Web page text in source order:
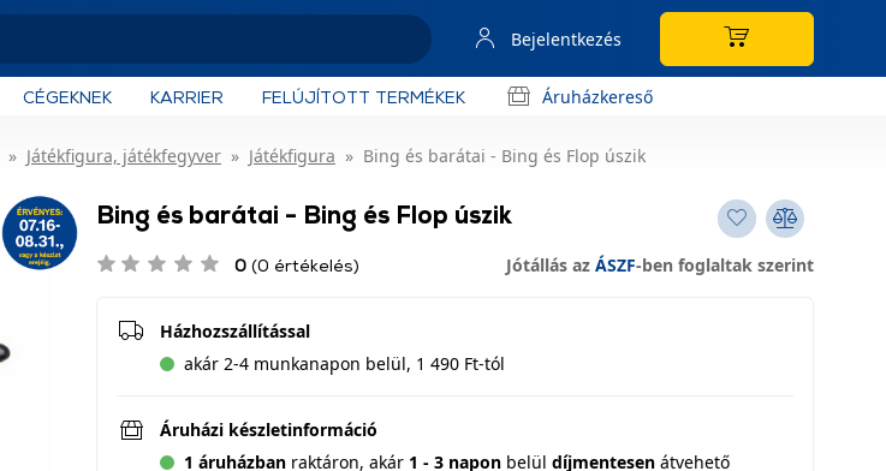
Bejelentkezés
CÉGEKNEK KARRIER FELÚJÍTOTT TERMÉKEK Áruházkereső
Játékfigura, játékfegyver Játékfigura Bing és barátai - Bing és Flop úszik
Bing és barátai - Bing és Flop úszik
0 (0 értékelés) Jótállás az ÁSZF-ben foglaltak szerint
Házhozszállítással
akár 2-4 munkanapon belül, 1 490 Ft-tól
Áruházi készletinformáció
1 áruházban raktáron, akár 1 - 3 napon belül díjmentesen átvehető